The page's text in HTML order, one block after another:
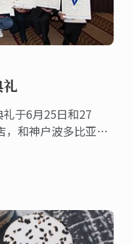
于6月25日和27
，和神户波多比亚饭